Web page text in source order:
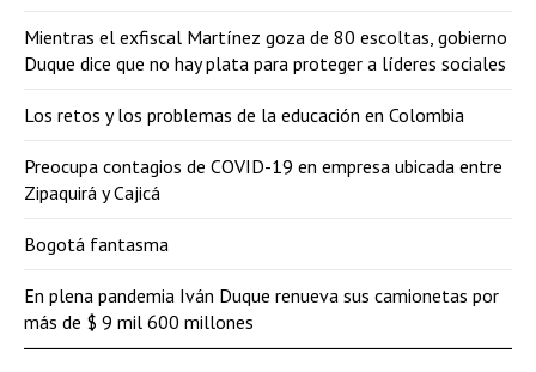
Mientras el exfiscal Martínez goza de 80 escoltas, gobierno
Duque dice que no hay plata para proteger a líderes sociales
Los retos y los problemas de la educación en Colombia
Preocupa contagios de COVID-19 en empresa ubicada entre
Zipaquirá y Cajicá
Bogotá fantasma
En plena pandemia Iván Duque renueva sus camionetas por
más de $ 9 mil 600 millones